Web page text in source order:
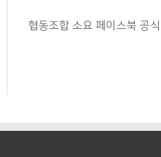
협동조합 소요 페이스북 공식